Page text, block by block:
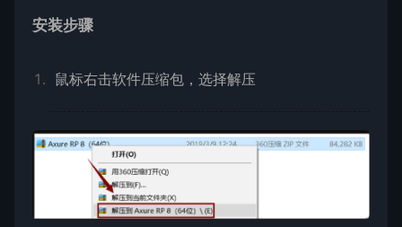
安装步骤
鼠标右击软件压缩包，选择解压